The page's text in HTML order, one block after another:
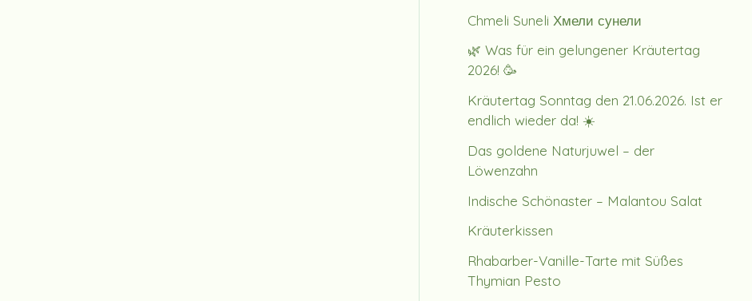
Chmeli Suneli Хмели сунели
🌿 Was für ein gelungener Kräutertag
2026! 🥳
Kräutertag Sonntag den 21.06.2026. Ist er
endlich wieder da! ☀️
Das goldene Naturjuwel – der
Löwenzahn
Indische Schönaster – Malantou Salat
Kräuterkissen
Rhabarber-Vanille-Tarte mit Süßes
Thymian Pesto